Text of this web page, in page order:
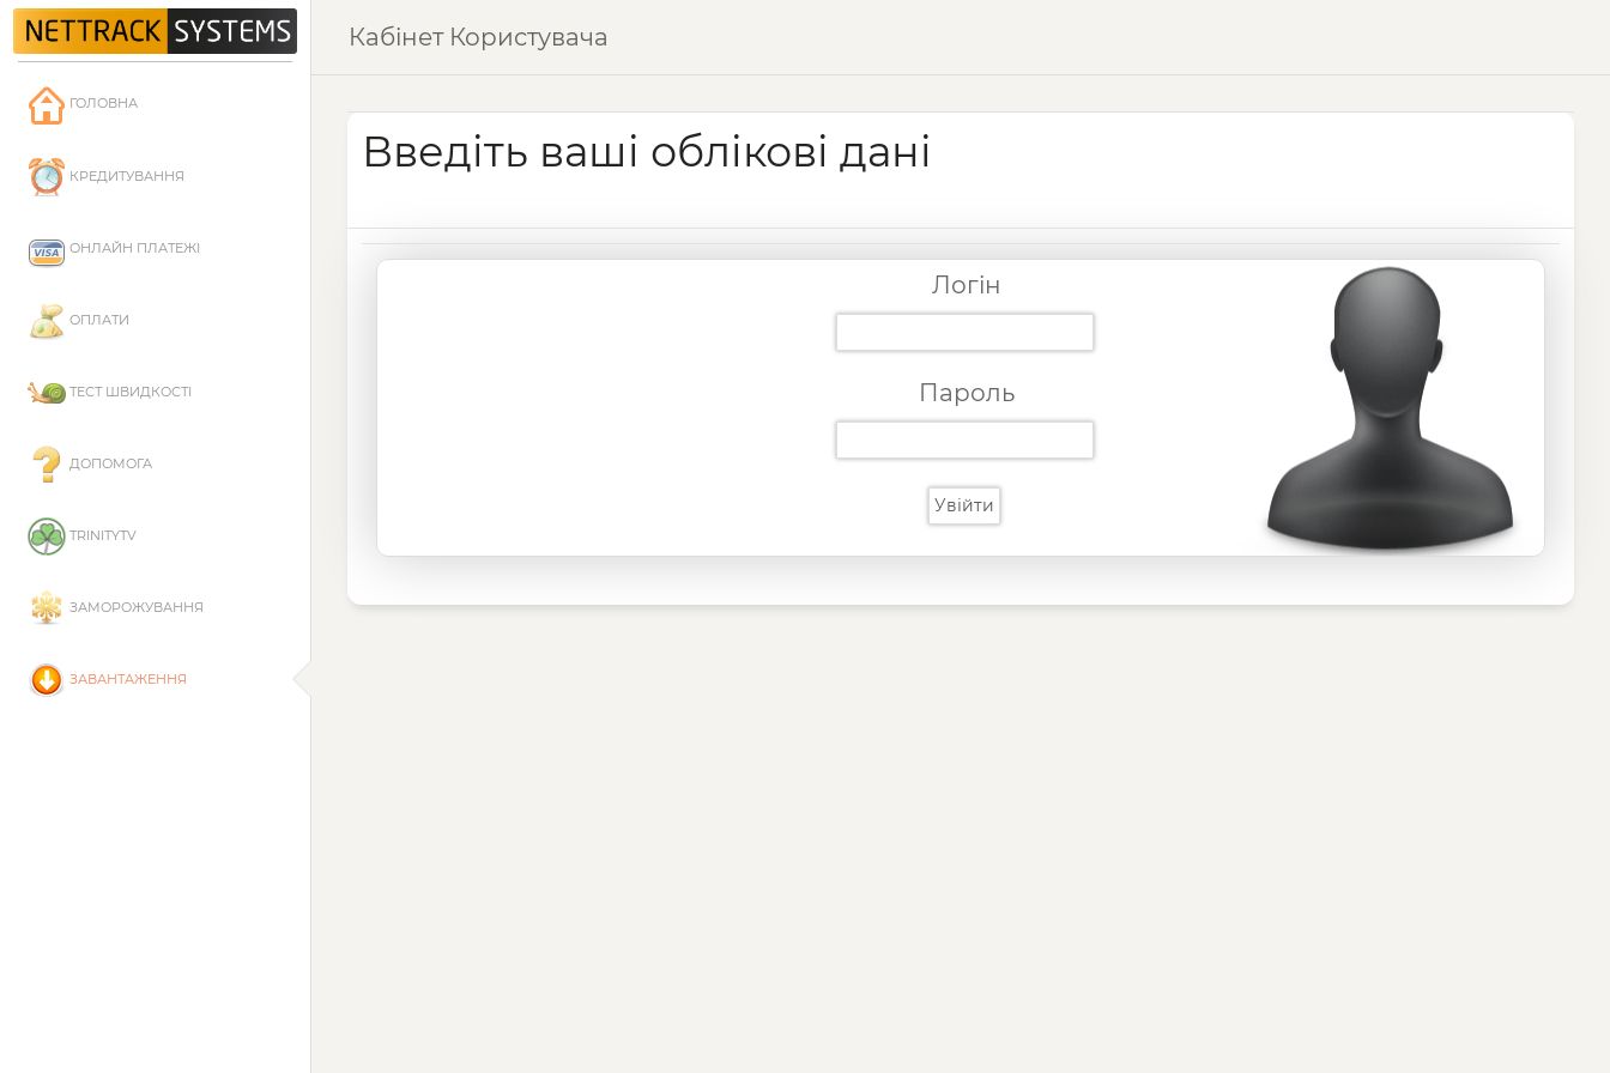
ГОЛОВНА
КРЕДИТУВАННЯ
ОНЛАЙН ПЛАТЕЖІ
ОПЛАТИ
ТЕСТ ШВИДКОСТІ
ДОПОМОГА
TRINITYTV
ЗАМОРОЖУВАННЯ
ЗАВАНТАЖЕННЯ
Кабінет Користувача
Введіть ваші облікові дані
Логін
Пароль